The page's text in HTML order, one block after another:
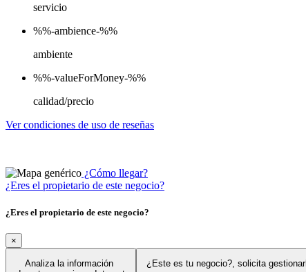
servicio
%%-ambience-%%
ambiente
%%-valueForMoney-%%
calidad/precio
Ver condiciones de uso de reseñas
¿Cómo llegar?
¿Eres el propietario de este negocio?
¿Eres el propietario de este negocio?
×
Analiza la información
¿Este es tu negocio?, solicita